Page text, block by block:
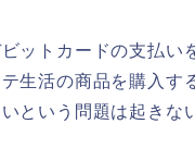
ットカードの支払い
生活の商品を購入す
という問題は起きな